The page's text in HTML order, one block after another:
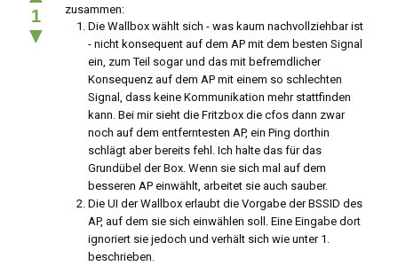
1
▼
zusammen:
Die Wallbox wählt sich - was kaum nachvollziehbar ist
- nicht konsequent auf dem AP mit dem besten Signal
ein, zum Teil sogar und das mit befremdlicher
Konsequenz auf dem AP mit einem so schlechten
Signal, dass keine Kommunikation mehr stattfinden
kann. Bei mir sieht die Fritzbox die cfos dann zwar
noch auf dem entferntesten AP, ein Ping dorthin
schlägt aber bereits fehl. Ich halte das für das
Grundübel der Box. Wenn sie sich mal auf dem
besseren AP einwählt, arbeitet sie auch sauber.
Die UI der Wallbox erlaubt die Vorgabe der BSSID des
AP, auf dem sie sich einwählen soll. Eine Eingabe dort
ignoriert sie jedoch und verhält sich wie unter 1.
beschrieben.